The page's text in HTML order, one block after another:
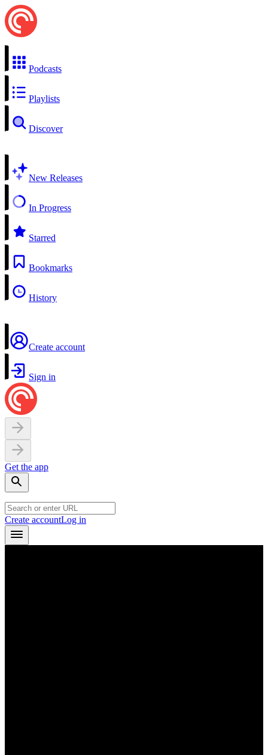
Podcasts
Playlists
Discover
New Releases
In Progress
Starred
Bookmarks
History
Create account
Sign in
Get the app
Create accountLog in